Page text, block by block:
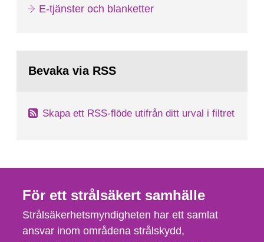
E-tjänster och blanketter
Bevaka via RSS
Skapa ett RSS-flöde utifrån ditt urval i filtret
För ett strålsäkert samhälle
Strålsäkerhetsmyndigheten har ett samlat
ansvar inom områdena strålskydd,